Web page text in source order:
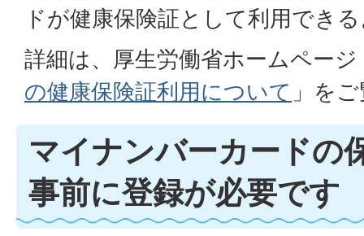
ドが健康保険証として利用でき
詳細は、厚生労働省ホームページ
の健康保険証利用について 」を
マイナンバーカードの
事前に登録が必要です